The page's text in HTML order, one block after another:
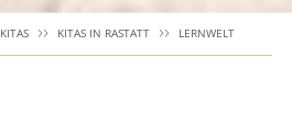
KITAS KITAS IN RASTATT LERNWELT